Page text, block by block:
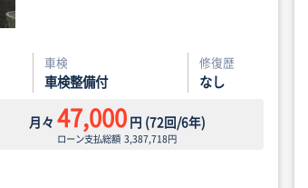
車検
車検整備付
修復歴
なし
月々 47,000円 (72回/6年)
ローン支払総額3,387,718円